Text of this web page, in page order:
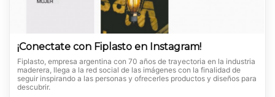
¡Conectate con Fiplasto en Instagram!
Fiplasto, empresa argentina con 70 años de trayectoria en la industria
maderera, llega a la red social de las imágenes con la finalidad de
seguir inspirando a las personas y ofrecerles productos y diseños para
descubrir.